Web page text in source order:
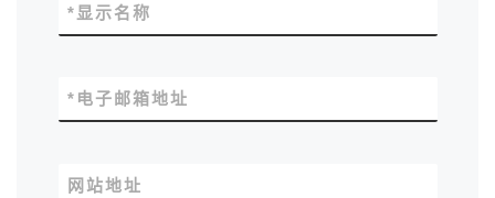
显示名称
*
电子邮箱地址
*
网站地址